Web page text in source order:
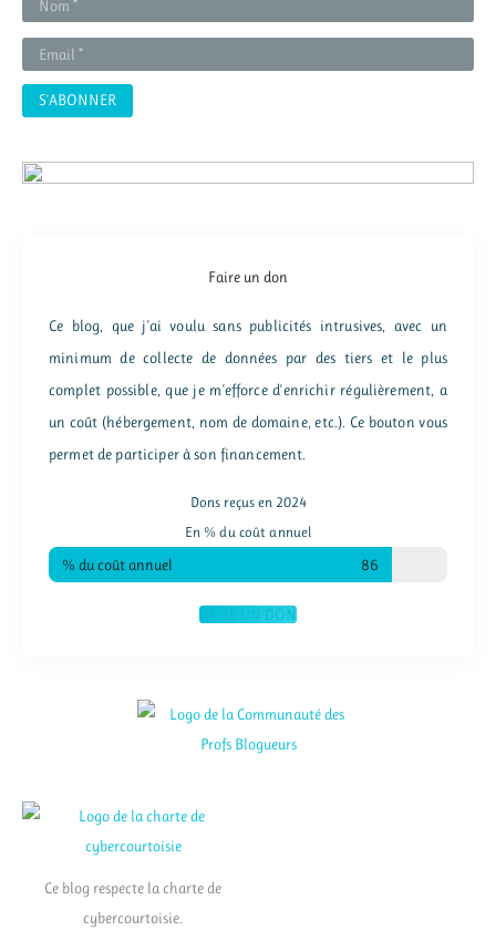
e
:
Faire un don
Ce blog, que j'ai voulu sans publicités intrusives, avec un
minimum de collecte de données par des tiers et le plus
complet possible, que je m'efforce d'enrichir régulièrement, a
un coût (hébergement, nom de domaine, etc.). Ce bouton vous
permet de participer à son financement.
Dons reçus en 2024
En % du coût annuel
% du coût annuel 86
FAIRE UN DON
Ce blog respecte la charte de
cybercourtoisie.